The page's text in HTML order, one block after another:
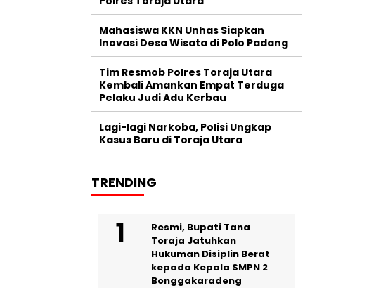
Mahasiswa KKN Unhas Siapkan
Inovasi Desa Wisata di Polo Padang
Tim Resmob Polres Toraja Utara
Kembali Amankan Empat Terduga
Pelaku Judi Adu Kerbau
Lagi-lagi Narkoba, Polisi Ungkap
Kasus Baru di Toraja Utara
TRENDING
Resmi, Bupati Tana
Toraja Jatuhkan
Hukuman Disiplin Berat
kepada Kepala SMPN 2
Bonggakaradeng